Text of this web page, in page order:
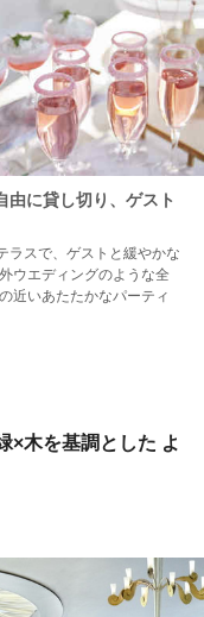
由に貸し切り、ゲスト
ラスで、ゲストと緩やかな
ウエディングのような全
近いあたたかなパーティ
×木を基調とした よ